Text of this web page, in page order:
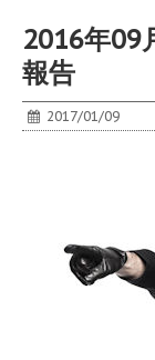
2016年09
報告
2017/01/09